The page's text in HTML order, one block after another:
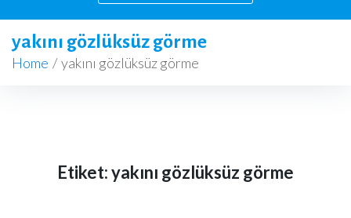
yakını gözlüksüz görme
Home / yakını gözlüksüz görme
Etiket:yakını gözlüksüz görme